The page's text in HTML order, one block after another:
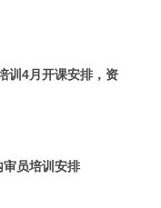
训4月开课安排，资
员培训安排